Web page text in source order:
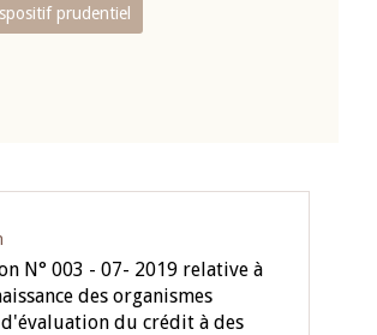
prudentiel
N° 003 - 07- 2019 relative à
des organismes
du crédit à des